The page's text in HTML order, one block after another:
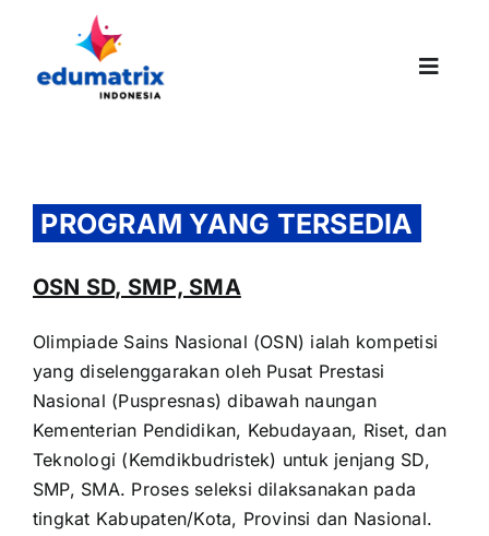
content
Toggle
PROGRAM YANG TERSEDIA
OSN SD, SMP, SMA
Olimpiade Sains Nasional (OSN) ialah kompetisi
yang diselenggarakan oleh Pusat Prestasi
Nasional (Puspresnas) dibawah naungan
Kementerian Pendidikan, Kebudayaan, Riset, dan
Teknologi (Kemdikbudristek) untuk jenjang SD,
SMP, SMA. Proses seleksi dilaksanakan pada
tingkat Kabupaten/Kota, Provinsi dan Nasional.